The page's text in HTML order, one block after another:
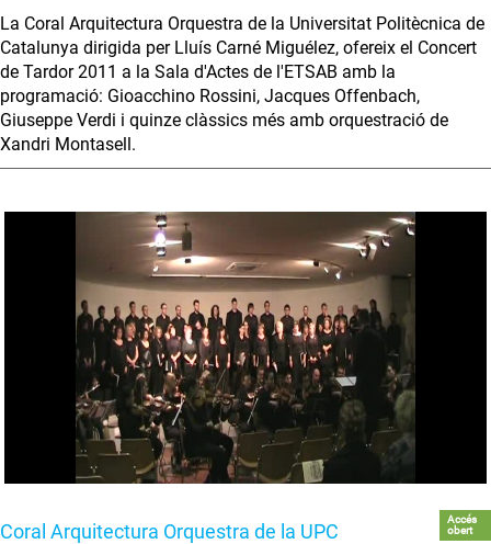
La Coral Arquitectura Orquestra de la Universitat Politècnica de
Catalunya dirigida per Lluís Carné Miguélez, ofereix el Concert
de Tardor 2011 a la Sala d'Actes de l'ETSAB amb la
programació: Gioacchino Rossini, Jacques Offenbach,
Giuseppe Verdi i quinze clàssics més amb orquestració de
Xandri Montasell.
Coral Arquitectura Orquestra de la UPC
Accés
obert